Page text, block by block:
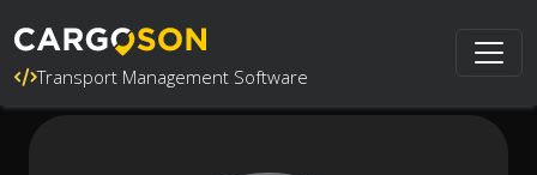
Transport Management Software